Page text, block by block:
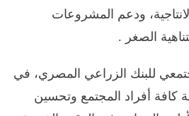
ودعم المشروعات
الصغر .
للبنك الزراعي المصري، في
كافة أفراد المجتمع وتحسين